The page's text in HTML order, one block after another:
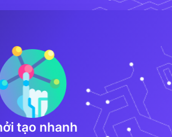
tạo nhanh